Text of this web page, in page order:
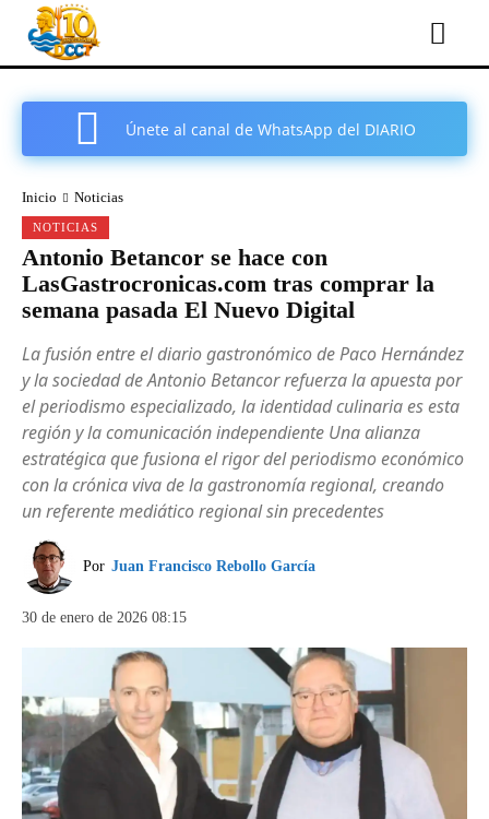
Únete al canal de WhatsApp del DIARIO
Inicio Noticias
NOTICIAS
Antonio Betancor se hace con
LasGastrocronicas.com tras comprar la
semana pasada El Nuevo Digital
La fusión entre el diario gastronómico de Paco Hernández
y la sociedad de Antonio Betancor refuerza la apuesta por
el periodismo especializado, la identidad culinaria es esta
región y la comunicación independiente Una alianza
estratégica que fusiona el rigor del periodismo económico
con la crónica viva de la gastronomía regional, creando
un referente mediático regional sin precedentes
Por Juan Francisco Rebollo García
30 de enero de 2026 08:15